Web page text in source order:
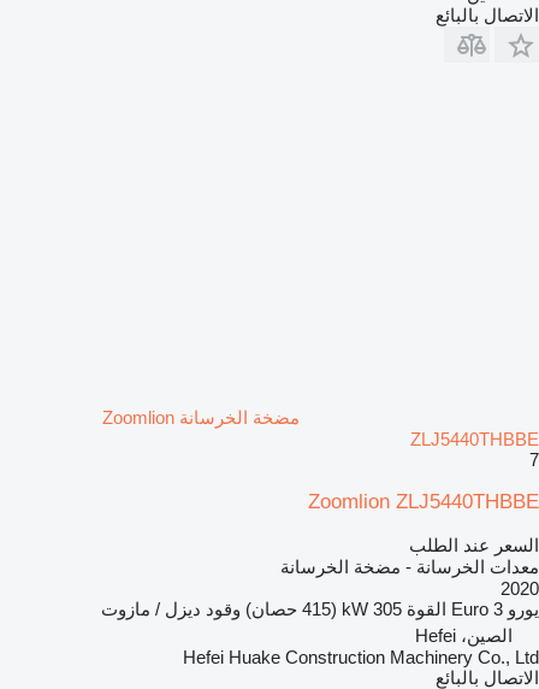
الاتصال بالبائع
مضخة الخرسانة Zoomlion
ZLJ5440THBBE
7
Zoomlion ZLJ5440THBBE
السعر عند الطلب
معدات الخرسانة - مضخة الخرسانة
2020
يورو Euro 3 القوة 305 kW (415 حصان) وقود ديزل / مازوت
الصين، Hefei
Hefei Huake Construction Machinery Co., Ltd
الاتصال بالبائع